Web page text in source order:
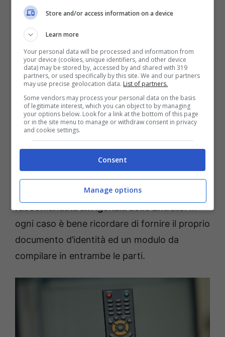
non ha voluto perdere altro tempo ed ha
deciso di richiedere ed ottenere un rimborso.
Per errori che, ovviamente, loro non hanno
mai commesso.
In che modo bisogna fare, quindi, per
ottenere il rimborso? I cittadini hanno la
possibilità di richiedere ciò solamente nel
caso in cuil’addebito è stato effettuato in
. In questo modo si può agire
l’app online, mentre la seconda se si invia una
raccomandata all’Agenzia delle Entrate. In
ogni caso è bene ricordare di fornire il proprio
documento d’identità ed un modulo da
compilare in entrambe le parti.
Store and/or access information on a device
Learn more
Your personal data will be processed and information from
your device (cookies, unique identifiers, and other device
data) may be stored by, accessed by and shared with 319
partners, or used specifically by this site. We and our partners
may use precise geolocation data. List of partners.
Some vendors may process your personal data on the basis
of legitimate interest, which you can object to by managing
your options below. Look for a link at the bottom of this page
or in the site menu to manage or withdraw consent in privacy
and cookie settings.
Consent
Manage options